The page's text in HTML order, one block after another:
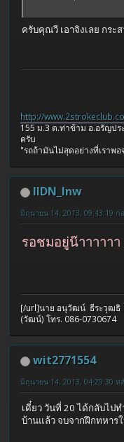
ครับคุณวี เอาจิงเลย กระ
http://
155 ม.3 ต.ท่าข้าม อ.อรัญปร
ครับ
"รถถ้ามันไม่สุดอย่างที่เราพ
IIDN_Inw
มิถุนายน 14, 2013, 09:43:19 ก่
รอชมอยู่น๊าาาาาา
[/url]นาย อนุวัฒน์ ธีระวุฒธิ
(วัฒน์) โทร. 086-0730674
wit2771554
มิถุนายน 14, 2013, 04:29:30 ห
เดี๋ยว วันที่ 20 ได้กลับไป
บ้านแล้ว จบจากฝึกทหาร